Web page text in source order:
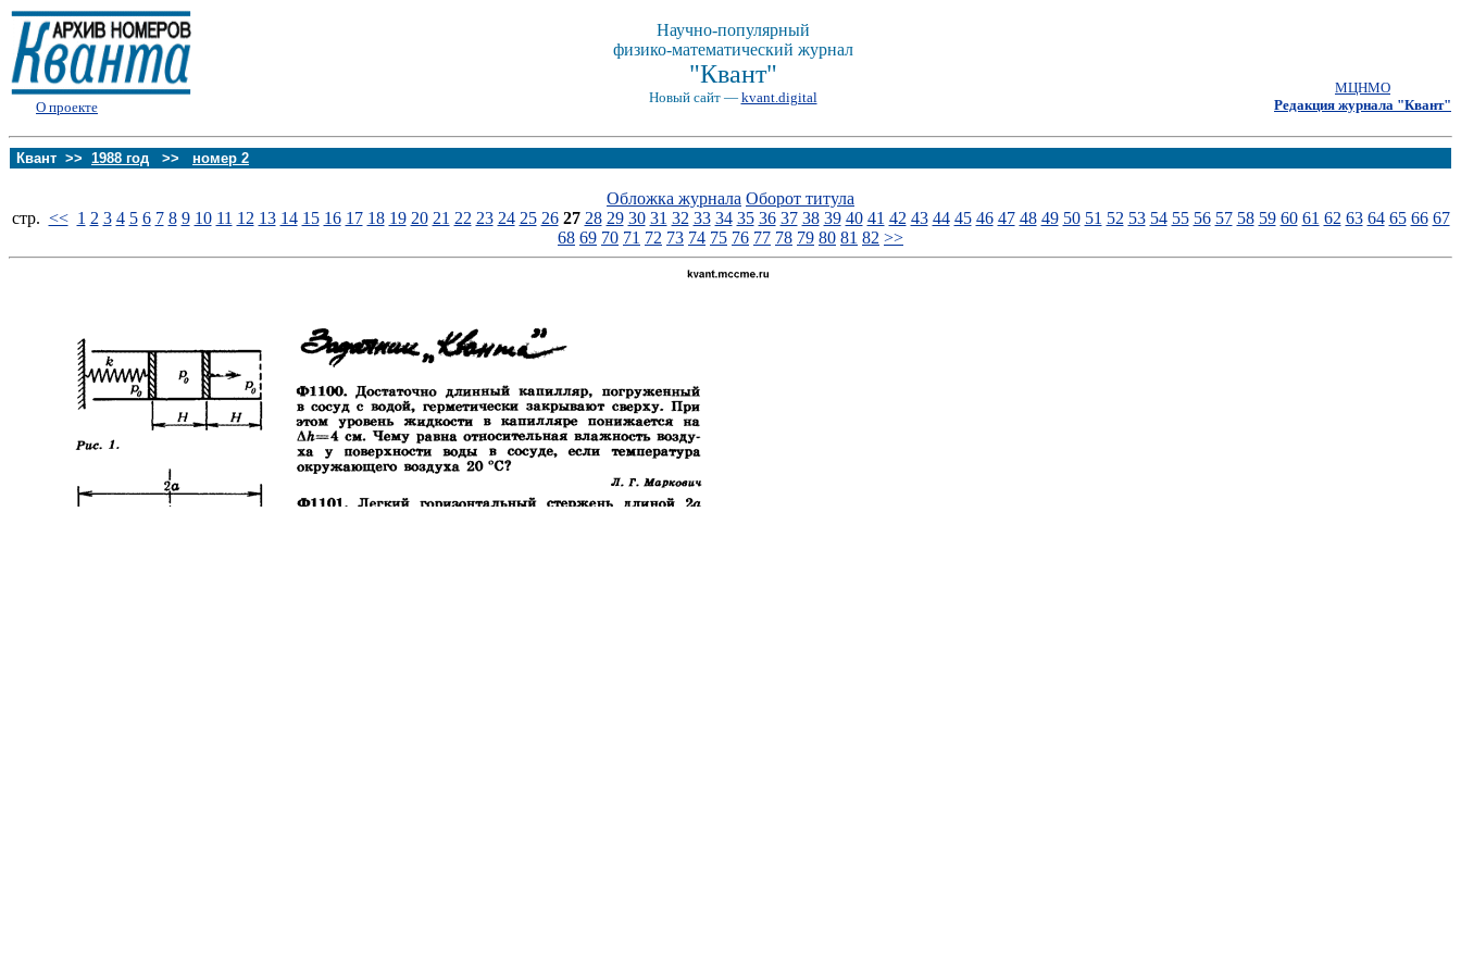
О проекте
Научно-популярный
физико-математический журнал
"Квант"
Новый сайт — kvant.digital
МЦНМО
Редакция журнала "Квант"
Квант >> 1988 год >> номер 2
Обложка журнала Оборот титула
стp. << 1 2 3 4 5 6 7 8 9 10 11 12 13 14 15 16 17 18 19 20 21 22 23 24 25 26 27 28 29 30 31 32 33 34 35 36 37 38 39 40 41 42 43 44 45 46 47 48 49 50 51 52 53 54 55 56 57 58 59 60 61 62 63 64 65 66 67
68 69 70 71 72 73 74 75 76 77 78 79 80 81 82 >>